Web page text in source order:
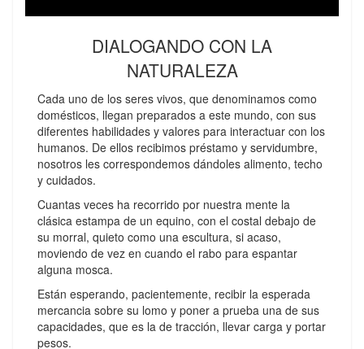
DIALOGANDO CON LA
NATURALEZA
Cada uno de los seres vivos, que denominamos como
domésticos, llegan preparados a este mundo, con sus
diferentes habilidades y valores para interactuar con los
humanos. De ellos recibimos préstamo y servidumbre,
nosotros les correspondemos dándoles alimento, techo
y cuidados.
Cuantas veces ha recorrido por nuestra mente la
clásica estampa de un equino, con el costal debajo de
su morral, quieto como una escultura, si acaso,
moviendo de vez en cuando el rabo para espantar
alguna mosca.
Están esperando, pacientemente, recibir la esperada
mercancia sobre su lomo y poner a prueba una de sus
capacidades, que es la de tracción, llevar carga y portar
pesos.